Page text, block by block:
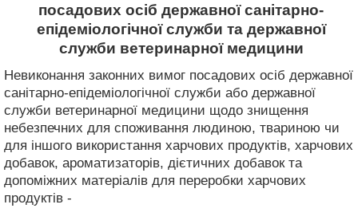
посадових осіб державної санітарно-
епідеміологічної служби та державної
служби ветеринарної медицини
Невиконання законних вимог посадових осіб державної
санітарно-епідеміологічної служби або державної
служби ветеринарної медицини щодо знищення
небезпечних для споживання людиною, твариною чи
для іншого використання харчових продуктів, харчових
добавок, ароматизаторів, дієтичних добавок та
допоміжних матеріалів для переробки харчових
продуктів -